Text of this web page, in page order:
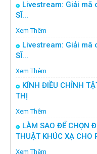
Livestream: Giải mã
SĨ...
Xem Thêm
Livestream: Giải mã
SĨ...
Xem Thêm
KÍNH ĐIỀU CHỈNH
THỊ
Xem Thêm
LÀM SAO ĐỂ CHỌN
THUẬT KHÚC XẠ CHO
Xem Thêm